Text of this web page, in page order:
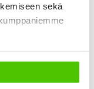
sekä